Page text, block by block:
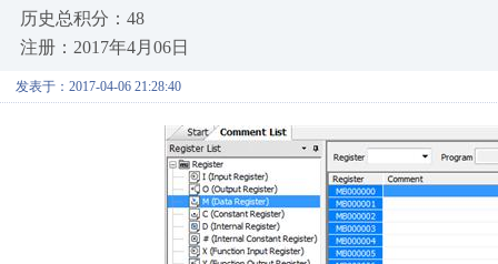
历史总积分：48
注册：2017年4月06日
发表于：2017-04-06 21:28:40